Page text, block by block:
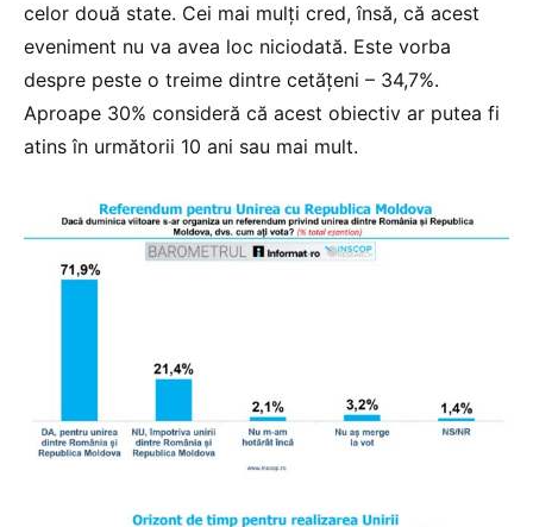
celor două state. Cei mai mulți cred, însă, că acest
eveniment nu va avea loc niciodată. Este vorba
despre peste o treime dintre cetățeni – 34,7%.
Aproape 30% consideră că acest obiectiv ar putea fi
atins în următorii 10 ani sau mai mult.